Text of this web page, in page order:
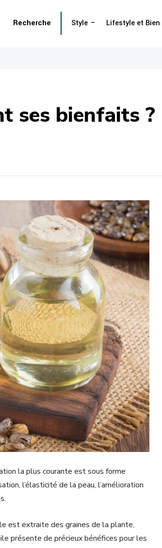
Style Lifestyle et Bien
Recherche
ses bienfaits ?
la plus courante est sous forme
l’élasticité de la peau, l’amélioration
est extraite des graines de la plante,
présente de précieux bénéfices pour les